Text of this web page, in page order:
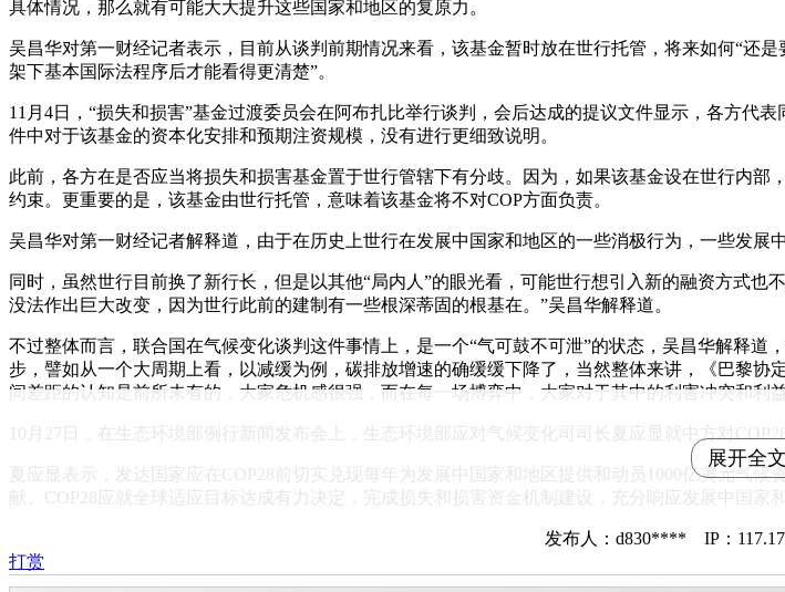
具体情况，那么就有可能大大提升这些国家和地区的复原力。
吴昌华对第一财经记者表示，目前从谈判前期情况来看，该基金暂时放在世行托管，将来如何“还
架下基本国际法程序后才能看得更清楚”。
11月4日，“损失和损害”基金过渡委员会在阿布扎比举行谈判，会后达成的提议文件显示，各方代
件中对于该基金的资本化安排和预期注资规模，没有进行更细致说明。
此前，各方在是否应当将损失和损害基金置于世行管辖下有分歧。因为，如果该基金设在世行内
约束。更重要的是，该基金由世行托管，意味着该基金将不对COP方面负责。
吴昌华对第一财经记者解释道，由于在历史上世行在发展中国家和地区的一些消极行为，一些发展
同时，虽然世行目前换了新行长，但是以其他“局内人”的眼光看，可能世行想引入新的融资方式
没法作出巨大改变，因为世行此前的建制有一些根深蒂固的根基在。”吴昌华解释道。
不过整体而言，联合国在气候变化谈判这件事情上，是一个“气可鼓不可泄”的状态，吴昌华解释
步，譬如从一个大周期上看，以减缓为例，碳排放增速的确缓缓下降了，当然整体来讲，《巴黎
间差距的认知是前所未有的，大家危机感很强，而在每一场博弈中，大家对于其中的利害冲突和利
10月27日，在生态环境部例行新闻发布会上，生态环境部应对气候变化司司长夏应显就中方对
夏应显表示，发达国家应在COP28前切实兑现每年为发展中国家和地区提供和动员1000亿美元气
献。COP28应就全球适应目标达成有力决定，完成损失和损害资金机制建设，充分响应发展中国家
展开全
发布人：d830**** IP：
打赏